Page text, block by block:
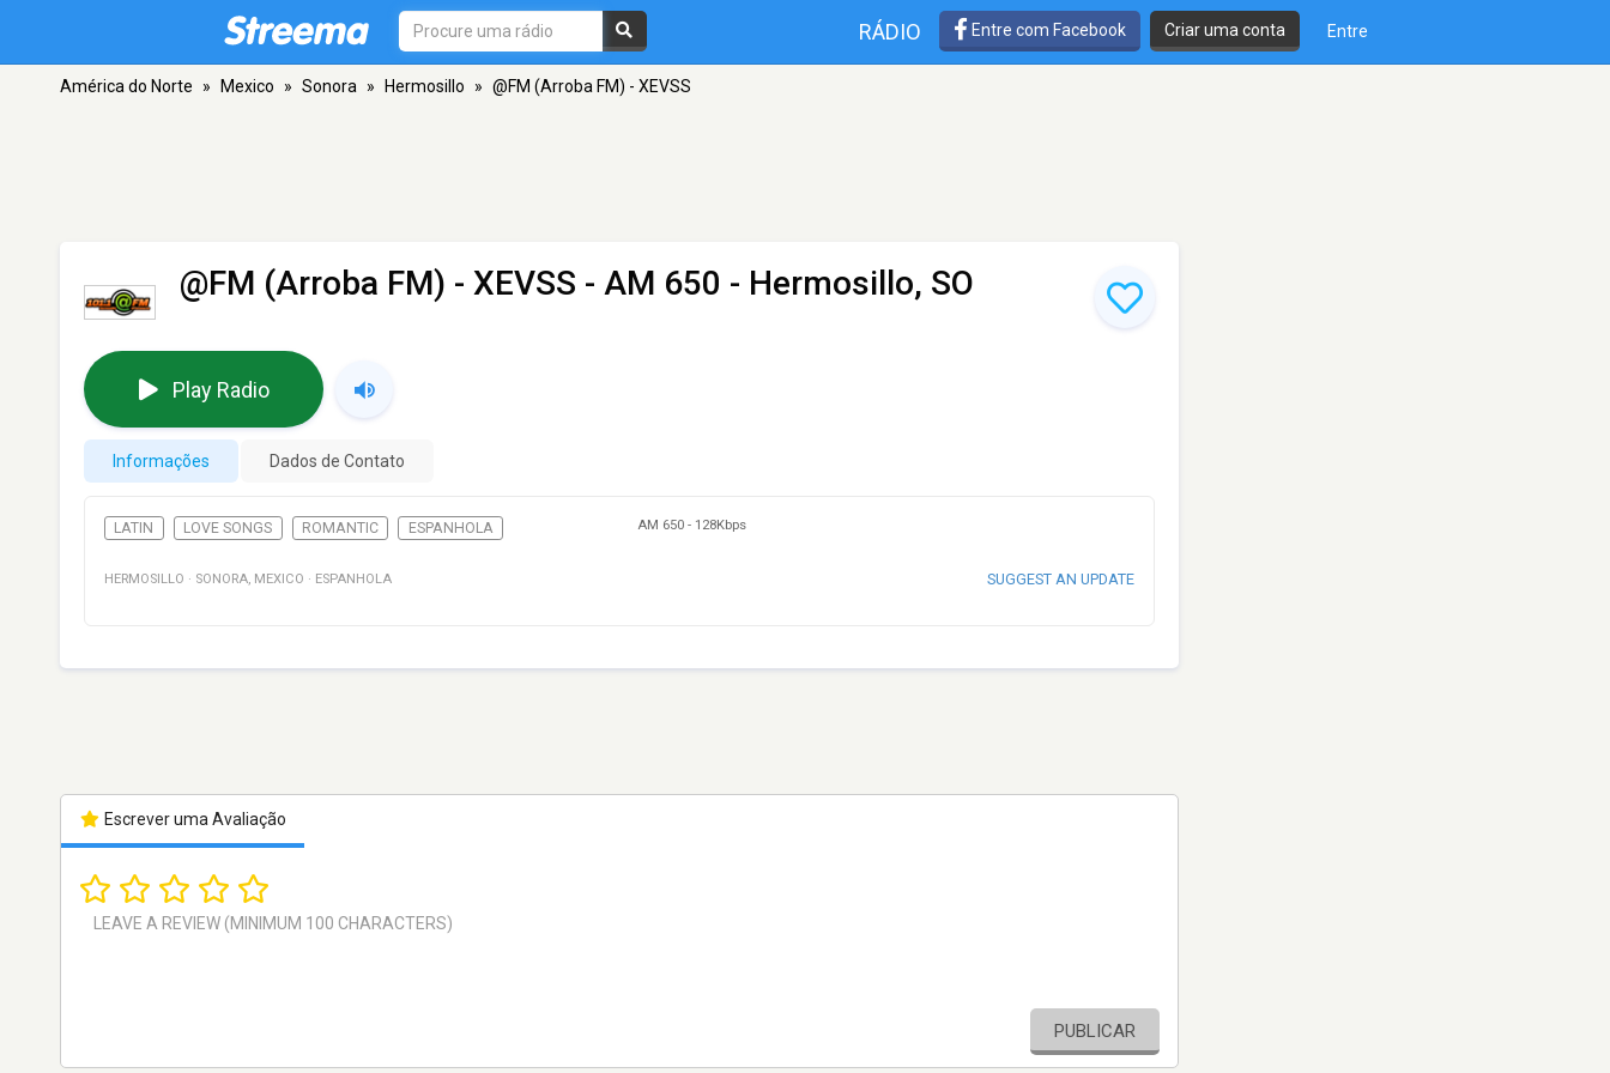
RÁDIO Entre com Facebook Criar uma conta Entre
América do Norte » Mexico » Sonora » Hermosillo » @FM (Arroba FM) - XEVSS
@FM (Arroba FM) - XEVSS - AM 650 - Hermosillo, SO
Play Radio
Informações Dados de Contato
LATIN LOVE SONGS ROMANTIC ESPANHOLA AM 650 - 128Kbps
HERMOSILLO · SONORA, MEXICO · ESPANHOLA SUGGEST AN UPDATE
Escrever uma Avaliação
PUBLICAR